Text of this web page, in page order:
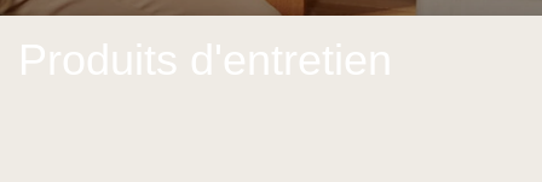
Produits d'entretien